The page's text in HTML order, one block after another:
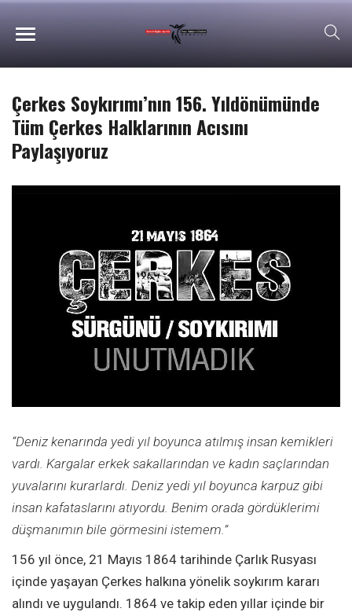
Çerkes Soykırımı’nın 156. Yıldönümünde
Tüm Çerkes Halklarının Acısını
Paylaşıyoruz
“Deniz kenarında yedi yıl boyunca atılmış insan kemikleri
vardı. Kargalar erkek sakallarından ve kadın saçlarından
yuvalarını kurarlardı. Deniz yedi yıl boyunca karpuz gibi
insan kafataslarını atıyordu. Benim orada gördüklerimi
düşmanımın bile görmesini istemem.”
156 yıl önce, 21 Mayıs 1864 tarihinde Çarlık Rusyası
içinde yaşayan Çerkes halkına yönelik soykırım kararı
alındı ve uygulandı. 1864 ve takip eden yıllar içinde bir